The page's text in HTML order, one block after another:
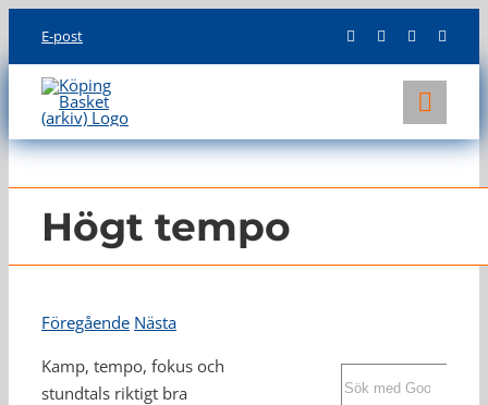
content
E-post
KLUBBEN
INFO
Högt tempo
Föregående Nästa
Kamp, tempo, fokus och
stundtals riktigt bra